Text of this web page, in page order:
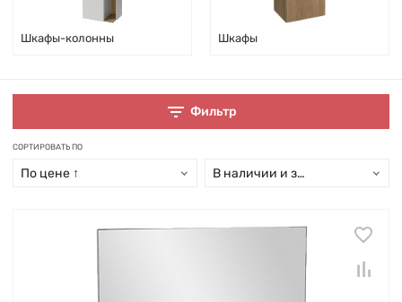
Шкафы-колонны Шкафы
Фильтр
СОРТИРОВАТЬ ПО
По цене ↑ В наличии и заказ свыше 15 дн